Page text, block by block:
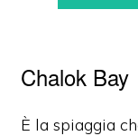
Chalok Bay
È la spiaggia